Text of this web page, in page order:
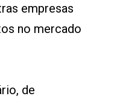
empresas
no mercado
de